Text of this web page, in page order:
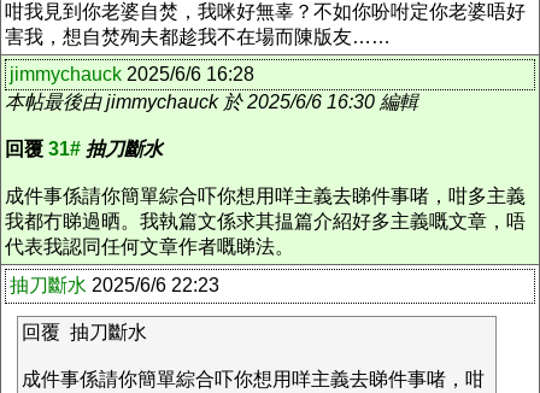
咁我見到你老婆自焚，我咪好無辜？不如你吩咐定你老婆唔好
害我，想自焚殉夫都趁我不在場而陳版友……
jimmychauck 2025/6/6 16:28
本帖最後由 jimmychauck 於 2025/6/6 16:30 編輯
回覆 31# 抽刀斷水
成件事係請你簡單綜合吓你想用咩主義去睇件事啫，咁多主義
我都冇睇過晒。我執篇文係求其揾篇介紹好多主義嘅文章，唔
代表我認同任何文章作者嘅睇法。
抽刀斷水 2025/6/6 22:23
回覆 抽刀斷水
成件事係請你簡單綜合吓你想用咩主義去睇件事啫，咁